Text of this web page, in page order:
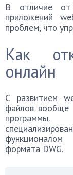
В отличие от
приложений
проблем, что
Как
онлайн
С развитием
файлов вообще
формата DWG.